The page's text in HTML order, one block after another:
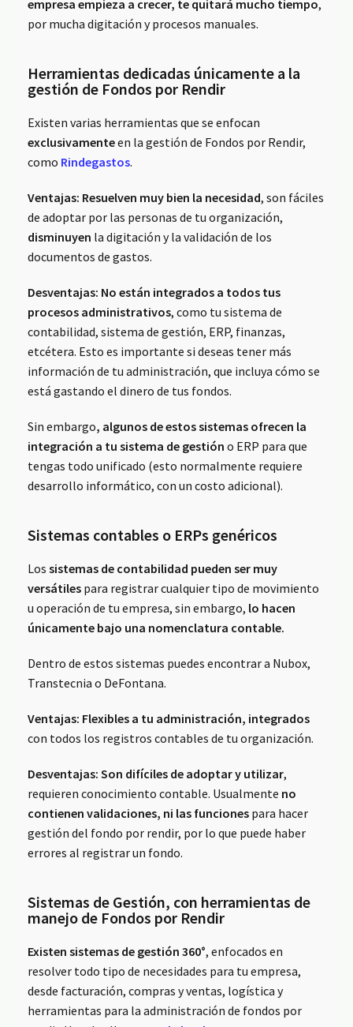
empresa empieza a crecer, te quitará mucho tiempo,
por mucha digitación y procesos manuales.
Herramientas dedicadas únicamente a la
gestión de Fondos por Rendir
Existen varias herramientas que se enfocan
exclusivamenteen la gestión de Fondos por Rendir,
como Rindegastos.
Ventajas: Resuelven muy bien la necesidad, son fáciles
de adoptar por las personas de tu organización,
disminuyen la digitación y la validación de los
documentos de gastos.
Desventajas: No están integrados a todos tus
procesos administrativos, como tu sistema de
contabilidad, sistema de gestión, ERP, finanzas,
etcétera. Esto es importante si deseas tener más
información de tu administración, que incluya cómo se
está gastando el dinero de tus fondos.
Sin embargo, algunos de estos sistemas ofrecen la
integración a tu sistema de gestión o ERP para que
tengas todo unificado (esto normalmente requiere
desarrollo informático, con un costo adicional).
Sistemas contables o ERPs genéricos
Los sistemas de contabilidad pueden ser muy
versátiles para registrar cualquier tipo de movimiento
u operación de tu empresa, sin embargo, lo hacen
únicamente bajo una nomenclatura contable.
Dentro de estos sistemas puedes encontrar a Nubox,
Transtecnia o DeFontana.
Ventajas: Flexibles a tu administración, integrados
con todos los registros contables de tu organización.
Desventajas: Son difíciles de adoptar y utilizar,
requieren conocimiento contable. Usualmente no
contienen validaciones, ni las funciones para hacer
gestión del fondo por rendir, por lo que puede haber
errores al registrar un fondo.
Sistemas de Gestión, con herramientas de
manejo de Fondos por Rendir
Existen sistemas de gestión 360°, enfocados en
resolver todo tipo de necesidades para tu empresa,
desde facturación, compras y ventas, logística y
herramientas para la administración de fondos por